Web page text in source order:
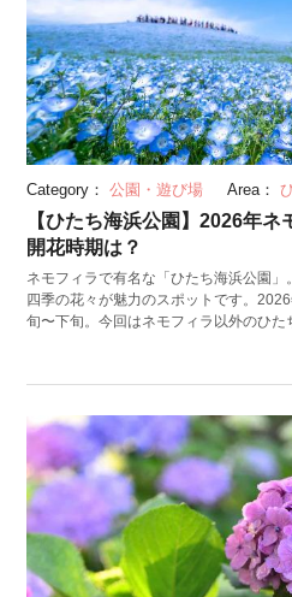
Category： 公園・遊び場 Area：
【ひたち海浜公園】2026年ネ
開花時期は？
ネモフィラで有名な「ひたち海浜公園
四季の花々が魅力のスポットです。
旬〜下旬。今回はネモフィラ以外のひ